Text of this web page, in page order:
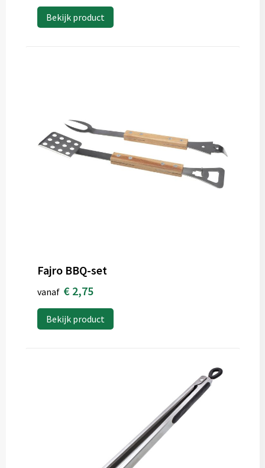
Bekijk product
Fajro BBQ-set
vanaf € 2,75
Bekijk product